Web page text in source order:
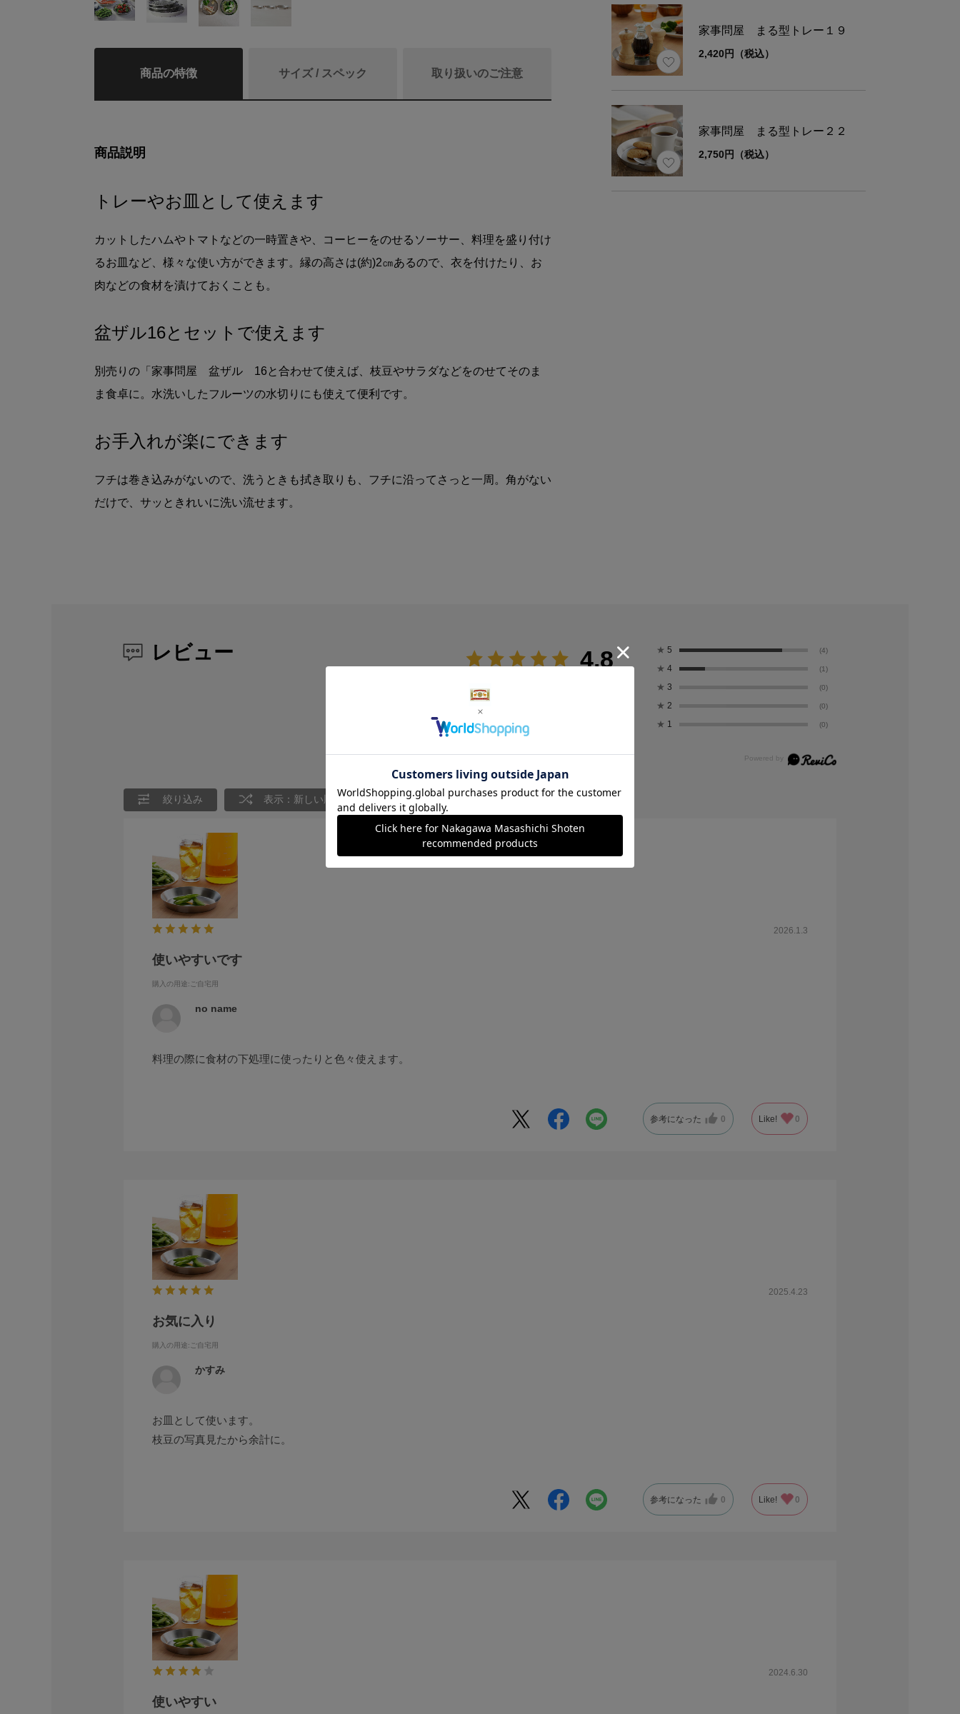
商品の特徴 サイズ / スペック 取り扱いのご注意
商品説明
トレーやお皿として使えます
カットしたハムやトマトなどの一時置きや、コーヒーをのせるソーサー、料理を盛り付け
るお皿など、様々な使い方ができます。縁の高さは(約)2㎝あるので、衣を付けたり、お
肉などの食材を漬けておくことも。
盆ザル16とセットで使えます
別売りの 「家事問屋 盆ザル 16 と合わせて使えば、枝豆やサラダなどをのせてそのま
ま食卓に。水洗いしたフルーツの水切りにも使えて便利です。
お手入れが楽にできます
フチは巻き込みがないので、洗うときも拭き取りも、フチに沿ってさっと一周。角がない
だけで、サッときれいに洗い流せます。
商品詳細
家事問屋 まる型トレー１９
2,420円（税込）
家事問屋 まる型トレー２２
2,750円（税込）
レビュー 4.8 ★ 5 (4)
★ 4 (1)
★ 3 (0)
★ 2 (0)
★ 1 (0)
絞り込み 表示：新しい順
2026.1.3
使いやすいです
購入の用途:ご自宅用
no name
料理の際に食材の下処理に使ったりと色々使えます。
参考になった 0 Like! 0
2025.4.23
お気に入り
購入の用途:ご自宅用
かすみ
お皿として使います。
枝豆の写真見たから余計に。
参考になった 0 Like! 0
2024.6.30
使いやすい